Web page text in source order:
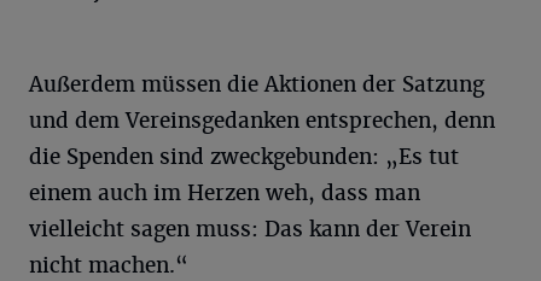
Außerdem müssen die Aktionen der Satzung
und dem Vereinsgedanken entsprechen, denn
die Spenden sind zweckgebunden: „Es tut
einem auch im Herzen weh, dass man
vielleicht sagen muss: Das kann der Verein
nicht machen.“